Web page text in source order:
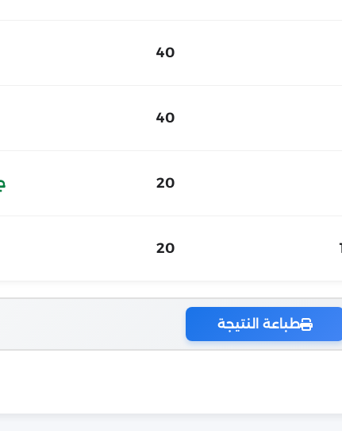
40
40
20
20
طباعة النتيجة